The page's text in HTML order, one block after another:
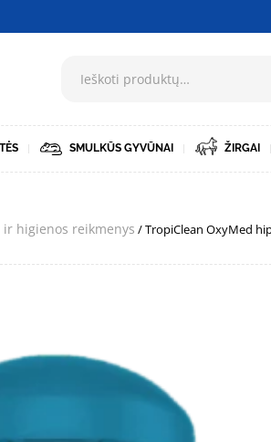
SMULKŪS GYVŪNAI ŽIRGAI
ir higienos reikmenys / TropiClean OxyMed